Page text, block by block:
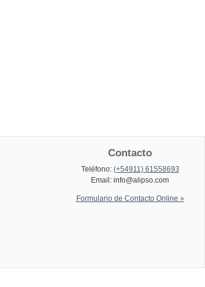
Contacto
Teléfono: (+54911) 61558693
Email: info@alipso.com
Formulario de Contacto Online »